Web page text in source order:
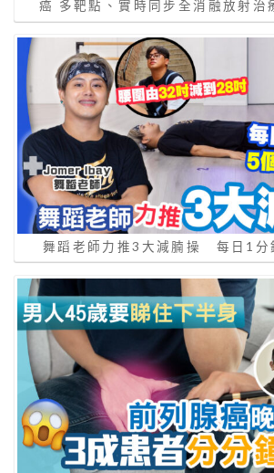
癌 多靶點、實時同步全消融放射治
舞蹈老師力推3大減腩操 每日1分